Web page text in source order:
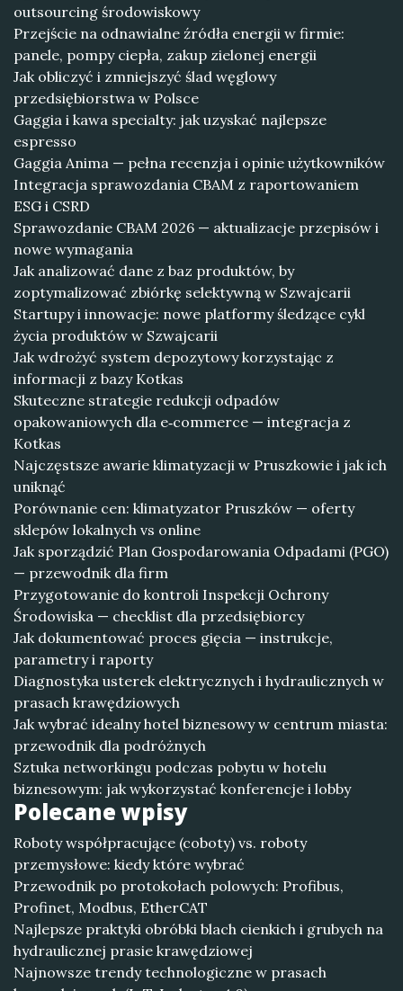
outsourcing środowiskowy
Przejście na odnawialne źródła energii w firmie:
panele, pompy ciepła, zakup zielonej energii
Jak obliczyć i zmniejszyć ślad węglowy
przedsiębiorstwa w Polsce
Gaggia i kawa specialty: jak uzyskać najlepsze
espresso
Gaggia Anima — pełna recenzja i opinie użytkowników
Integracja sprawozdania CBAM z raportowaniem
ESG i CSRD
Sprawozdanie CBAM 2026 — aktualizacje przepisów i
nowe wymagania
Jak analizować dane z baz produktów, by
zoptymalizować zbiórkę selektywną w Szwajcarii
Startupy i innowacje: nowe platformy śledzące cykl
życia produktów w Szwajcarii
Jak wdrożyć system depozytowy korzystając z
informacji z bazy Kotkas
Skuteczne strategie redukcji odpadów
opakowaniowych dla e‑commerce — integracja z
Kotkas
Najczęstsze awarie klimatyzacji w Pruszkowie i jak ich
uniknąć
Porównanie cen: klimatyzator Pruszków — oferty
sklepów lokalnych vs online
Jak sporządzić Plan Gospodarowania Odpadami (PGO)
— przewodnik dla firm
Przygotowanie do kontroli Inspekcji Ochrony
Środowiska — checklist dla przedsiębiorcy
Jak dokumentować proces gięcia — instrukcje,
parametry i raporty
Diagnostyka usterek elektrycznych i hydraulicznych w
prasach krawędziowych
Jak wybrać idealny hotel biznesowy w centrum miasta:
przewodnik dla podróżnych
Sztuka networkingu podczas pobytu w hotelu
biznesowym: jak wykorzystać konferencje i lobby
Polecane wpisy
Roboty współpracujące (coboty) vs. roboty
przemysłowe: kiedy które wybrać
Przewodnik po protokołach polowych: Profibus,
Profinet, Modbus, EtherCAT
Najlepsze praktyki obróbki blach cienkich i grubych na
hydraulicznej prasie krawędziowej
Najnowsze trendy technologiczne w prasach